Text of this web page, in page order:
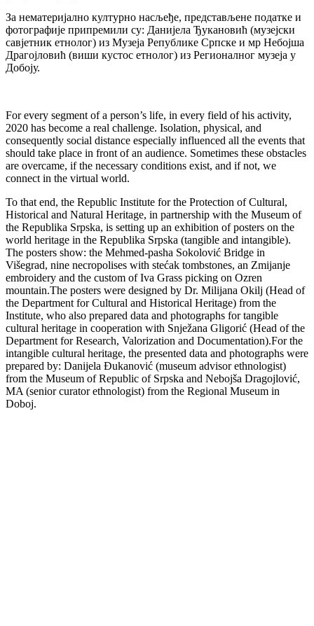
За нематеријално културно насљеђе, представљене податке и
фотографије припремили су: Данијела Ђукановић (музејски
савјетник етнолог) из Музеја Републике Српске и мр Небојша
Драгојловић (виши кустос етнолог) из Регионалног музеја у
Добоју.
For every segment of a person’s life, in every field of his activity,
2020 has become a real challenge. Isolation, physical, and
consequently social distance especially influenced all the events that
should take place in front of an audience. Sometimes these obstacles
are overcame, if the necessary conditions exist, and if not, we
connect in the virtual world.
To that end, the Republic Institute for the Protection of Cultural,
Historical and Natural Heritage, in partnership with the Museum of
the Republika Srpska, is setting up an exhibition of posters on the
world heritage in the Republika Srpska (tangible and intangible).
The posters show: the Mehmed-pasha Sokolović Bridge in
Višegrad, nine necropolises with stećak tombstones, an Zmijanje
embroidery and the custom of Iva Grass picking on Ozren
mountain.The posters were designed by Dr. Milijana Okilj (Head of
the Department for Cultural and Historical Heritage) from the
Institute, who also prepared data and photographs for tangible
cultural heritage in cooperation with Snježana Gligorić (Head of the
Department for Research, Valorization and Documentation).For the
intangible cultural heritage, the presented data and photographs were
prepared by: Danijela Đukanović (museum advisor ethnologist)
from the Museum of Republic of Srpska and Nebojša Dragojlović,
MA (senior curator ethnologist) from the Regional Museum in
Doboj.